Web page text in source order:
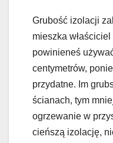
Grubość izolacji
mieszka
powinieneś
centymetrów,
przydatne. Im
ścianach, tym
ogrzewanie w
cieńszą izolację,